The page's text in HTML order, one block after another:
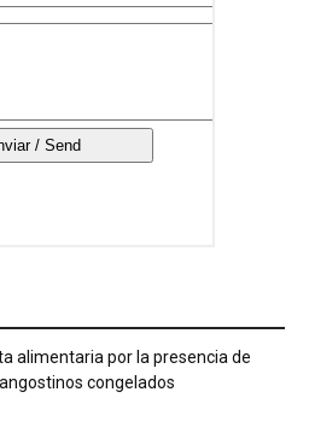
alimentaria por la presencia de
congelados